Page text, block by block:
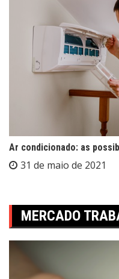
Ar condicionado: as
31 de maio de 2021
MERCADO